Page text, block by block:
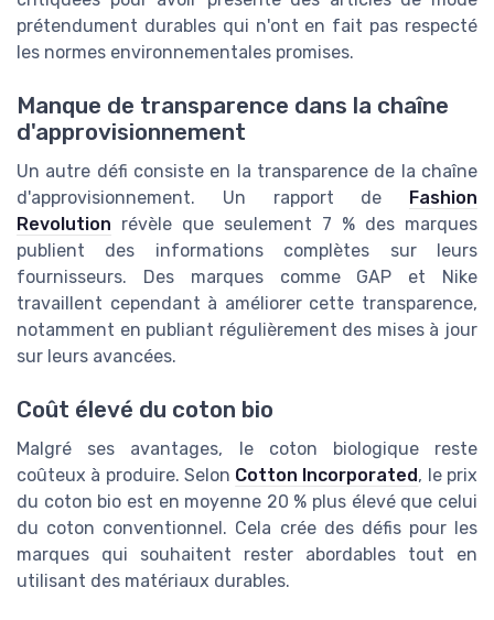
prétendument durables qui n'ont en fait pas respecté
les normes environnementales promises.
Manque de transparence dans la chaîne
d'approvisionnement
Un autre défi consiste en la transparence de la chaîne
d'approvisionnement. Un rapport de Fashion
Revolution révèle que seulement 7 % des marques
publient des informations complètes sur leurs
fournisseurs. Des marques comme GAP et Nike
travaillent cependant à améliorer cette transparence,
notamment en publiant régulièrement des mises à jour
sur leurs avancées.
Coût élevé du coton bio
Malgré ses avantages, le coton biologique reste
coûteux à produire. Selon Cotton Incorporated , le prix
du coton bio est en moyenne 20 % plus élevé que celui
du coton conventionnel. Cela crée des défis pour les
marques qui souhaitent rester abordables tout en
utilisant des matériaux durables.